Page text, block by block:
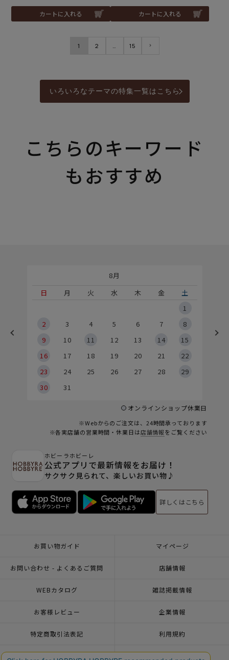
カートに入れる カートに入れる
1 2 15
いろいろなテーマの特集一覧はこちら
こちらのキーワード
もおすすめ
8月
日
月 火 水 木 金
土
1
2
3 4 5 6 7
8
9
10 11 12 13 14
15
16
17 18 19 20 21
22
23
24 25 26 27 28
29
30
31
オンラインショップ休業日
※Webからのご注文は、24時間承っております
※各実店舗の営業時間・休業日は店舗情報をご覧ください
ホビーラホビーレ
公式アプリで最新情報をお届け！
サクサク見られて、楽しいお買い物♪
詳しくはこちら
お買い物ガイド マイページ
お問い合わせ - よくあるご質問 店舗情報
WEBカタログ 雑誌掲載情報
お客様レビュー 企業情報
特定商取引法表記 利用規約
一緒に働こう♪求人情報